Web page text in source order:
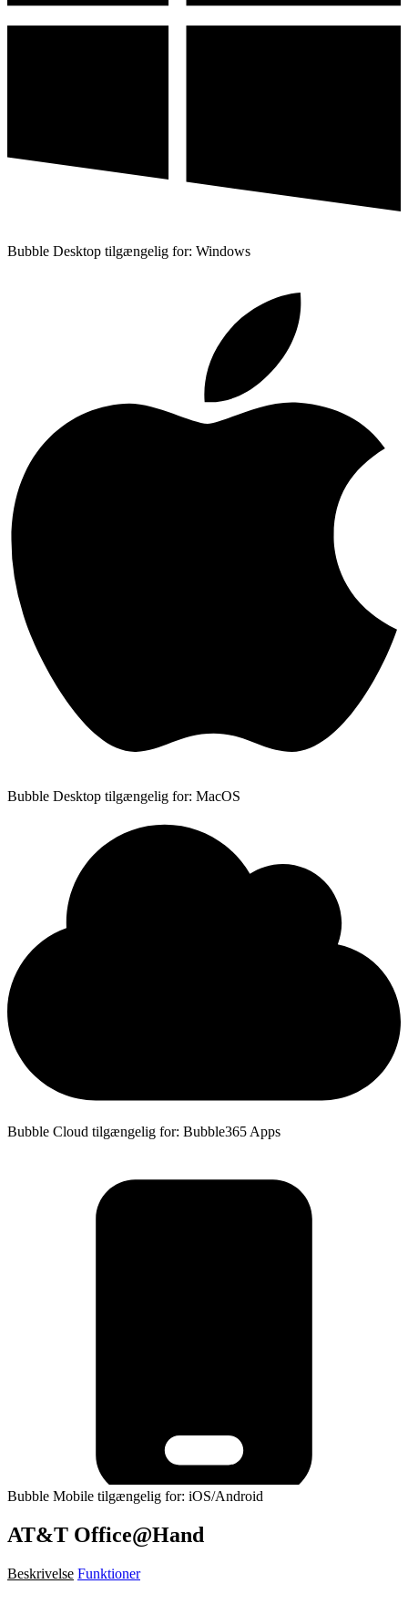
Bubble Desktop tilgængelig for: Windows
Bubble Desktop tilgængelig for: MacOS
Bubble Cloud tilgængelig for: Bubble365 Apps
Bubble Mobile tilgængelig for: iOS/Android
AT&T Office@Hand
Beskrivelse Funktioner